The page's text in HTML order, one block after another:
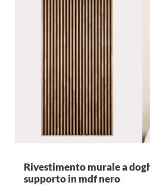
Rivestimento murale a
supporto in mdf nero